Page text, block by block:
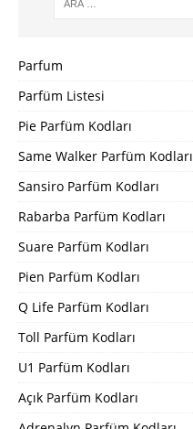
Parfum
Parfüm Listesi
Pie Parfüm Kodları
Same Walker Parfüm Kodları
Sansiro Parfüm Kodları
Rabarba Parfüm Kodları
Suare Parfüm Kodları
Pien Parfüm Kodları
Q Life Parfüm Kodları
Toll Parfüm Kodları
U1 Parfüm Kodları
Açık Parfüm Kodları